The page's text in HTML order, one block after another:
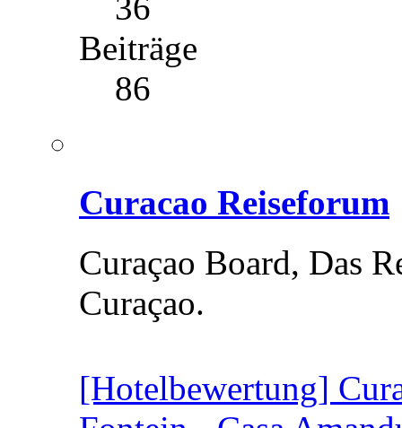
36
Beiträge
86
Curacao Reiseforum
Curaçao Board, Das
Curaçao.
[Hotelbewertung]